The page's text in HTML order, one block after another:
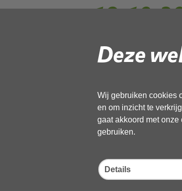
Deze
Wij gebruiken cookies
en om inzicht te
gaat akkoord met
gebruiken.
Details
18-10-